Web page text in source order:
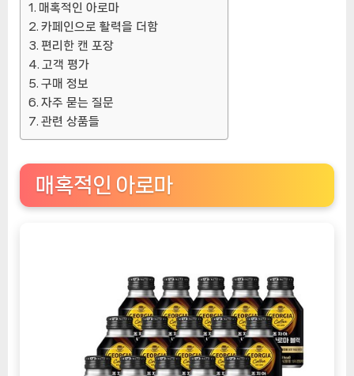
매혹적인 아로마
카페인으로 활력을 더함
편리한 캔 포장
고객 평가
구매 정보
자주 묻는 질문
관련 상품들
매혹적인 아로마